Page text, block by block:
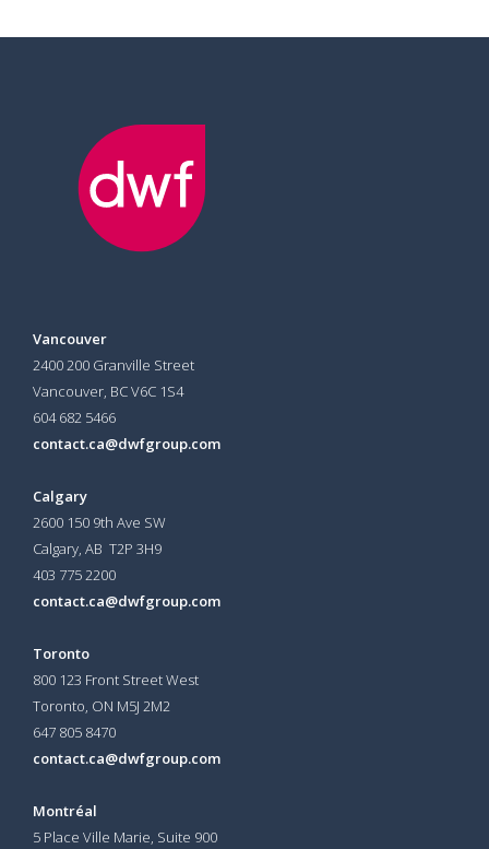
Vancouver
2400 200 Granville Street
Vancouver, BC V6C 1S4
604 682 5466
contact.ca@dwfgroup.com
Calgary
2600 150 9th Ave SW
Calgary, AB T2P 3H9
403 775 2200
contact.ca@dwfgroup.com
Toronto
800 123 Front Street West
Toronto, ON M5J 2M2
647 805 8470
contact.ca@dwfgroup.com
Montréal
5 Place Ville Marie, Suite 900